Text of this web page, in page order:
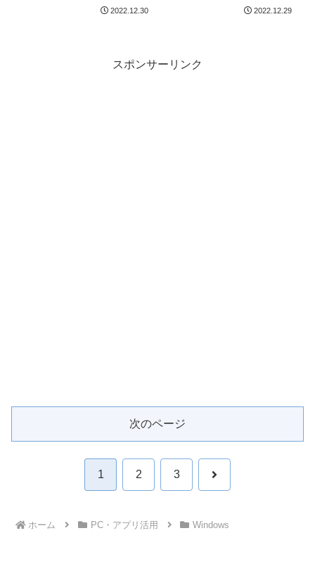
2022.12.30 2022.12.29
スポンサーリンク
次のページ
1 2 3 次
ホーム PC・アプリ活用 Windows